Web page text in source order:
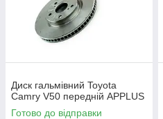
Диск гальмівний Toyota
Camry V50 передній APPLUS
Готово до відправки